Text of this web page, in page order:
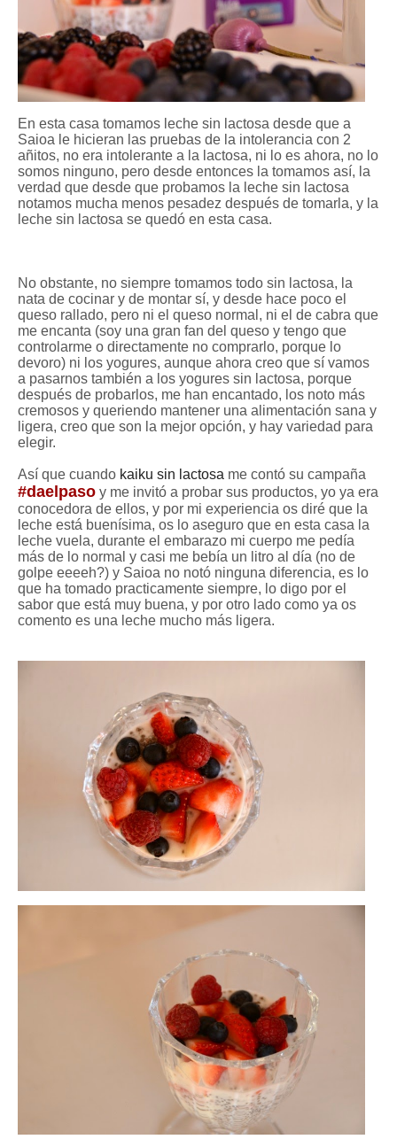
En esta casa tomamos leche sin lactosa desde que a
Saioa le hicieran las pruebas de la intolerancia con 2
añitos, no era intolerante a la lactosa, ni lo es ahora, no lo
somos ninguno, pero desde entonces la tomamos así, la
verdad que desde que probamos la leche sin lactosa
notamos mucha menos pesadez después de tomarla, y la
leche sin lactosa se quedó en esta casa.
No obstante, no siempre tomamos todo sin lactosa, la
nata de cocinar y de montar sí, y desde hace poco el
queso rallado, pero ni el queso normal, ni el de cabra que
me encanta (soy una gran fan del queso y tengo que
controlarme o directamente no comprarlo, porque lo
devoro) ni los yogures, aunque ahora creo que sí vamos
a pasarnos también a los yogures sin lactosa, porque
después de probarlos, me han encantado, los noto más
cremosos y queriendo mantener una alimentación sana y
ligera, creo que son la mejor opción, y hay variedad para
elegir.
Así que cuando kaiku sin lactosa me contó su campaña
#daelpaso y me invitó a probar sus productos, yo ya era
conocedora de ellos, y por mi experiencia os diré que la
leche está buenísima, os lo aseguro que en esta casa la
leche vuela, durante el embarazo mi cuerpo me pedía
más de lo normal y casi me bebía un litro al día (no de
golpe eeeeh?) y Saioa no notó ninguna diferencia, es lo
que ha tomado practicamente siempre, lo digo por el
sabor que está muy buena, y por otro lado como ya os
comento es una leche mucho más ligera.